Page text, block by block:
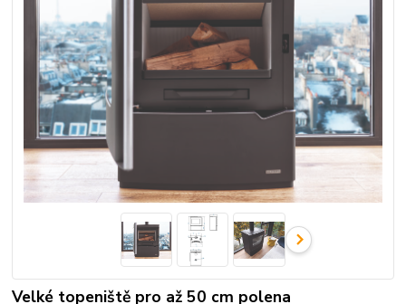
Velké topeniště pro až 50 cm polena